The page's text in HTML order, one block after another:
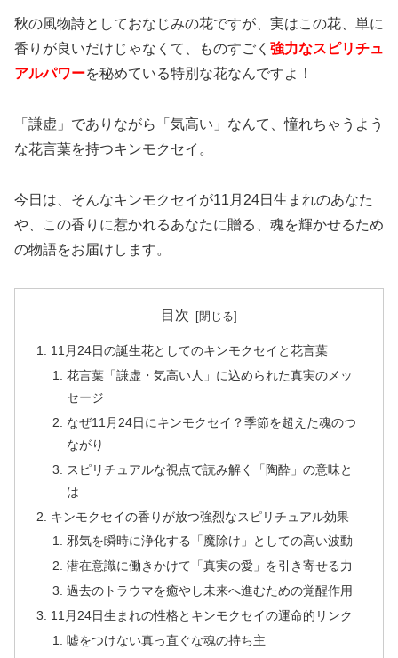
秋の風物詩としておなじみの花ですが、実はこの花、単に
香りが良いだけじゃなくて、ものすごく 強力なスピリチュ
アルパワーを秘めている特別な花なんですよ！
「謙虚」でありながら「気高い」なんて、憧れちゃうよう
な花言葉を持つキンモクセイ。
今日は、そんなキンモクセイが11月24日生まれのあなた
や、この香りに惹かれるあなたに贈る、魂を輝かせるため
の物語をお届けします。
目次
11月24日の誕生花としてのキンモクセイと花言葉
花言葉「謙虚・気高い人」に込められた真実のメッ
セージ
なぜ11月24日にキンモクセイ？季節を超えた魂のつ
ながり
スピリチュアルな視点で読み解く「陶酔」の意味と
は
キンモクセイの香りが放つ強烈なスピリチュアル効果
邪気を瞬時に浄化する「魔除け」としての高い波動
潜在意識に働きかけて「真実の愛」を引き寄せる力
過去のトラウマを癒やし未来へ進むための覚醒作用
11月24日生まれの性格とキンモクセイの運命的リンク
嘘をつけない真っ直ぐな魂の持ち主